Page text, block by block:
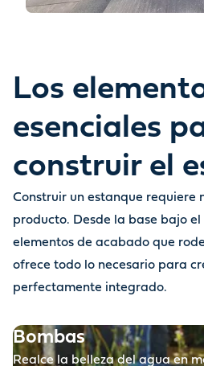
Antes
Los
esenciales
construir el
Construir un estanque requiere
producto. Desde la base bajo
elementos de acabado que
ofrece todo lo necesario para
perfectamente integrado.
Bombas
Realce la belleza del agua en